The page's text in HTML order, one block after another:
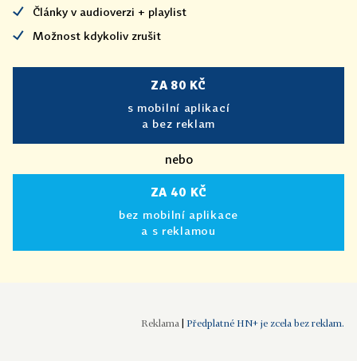
Články v audioverzi + playlist
Možnost kdykoliv zrušit
ZA 80 KČ
s mobilní aplikací
a bez reklam
nebo
ZA 40 KČ
bez mobilní aplikace
a s reklamou
| Předplatné HN+ je zcela bez reklam.